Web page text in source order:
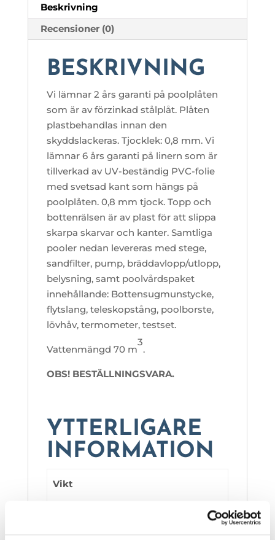
Beskrivning
Recensioner (0)
BESKRIVNING
Vi lämnar 2 års garanti på poolplåten
som är av förzinkad stålplåt. Plåten
plastbehandlas innan den
skyddslackeras. Tjocklek: 0,8 mm. Vi
lämnar 6 års garanti på linern som är
tillverkad av UV-beständig PVC-folie
med svetsad kant som hängs på
poolplåten. 0,8 mm tjock. Topp och
bottenrälsen är av plast för att slippa
skarpa skarvar och kanter. Samtliga
pooler nedan levereras med stege,
sandfilter, pump, bräddavlopp/utlopp,
belysning, samt poolvårdspaket
innehållande: Bottensugmunstycke,
flytslang, teleskopstång, poolborste,
lövhåv, termometer, testset.
Vattenmängd 70 m
3
.
OBS! BESTÄLLNINGSVARA.
YTTERLIGARE
INFORMATION
Vikt